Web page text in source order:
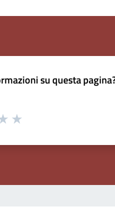
su questa